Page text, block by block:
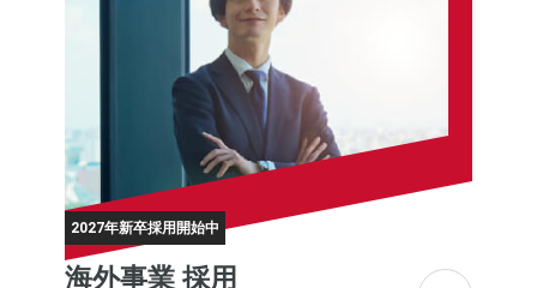
2027年新卒採用開始中
海外事業 採用